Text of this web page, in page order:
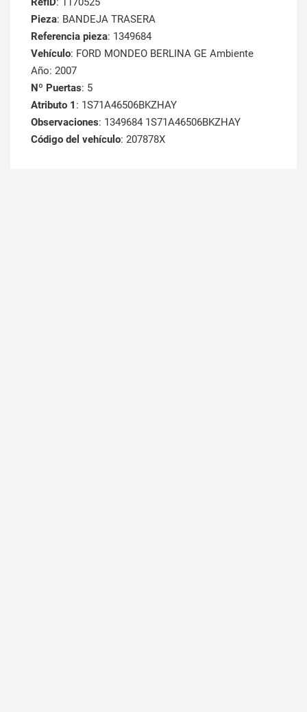
Pieza: BANDEJA TRASERA
Referencia pieza: 1349684
Vehículo: FORD MONDEO BERLINA GE Ambiente
Año: 2007
Nº Puertas: 5
Atributo 1 : 1S71A46506BKZHAY
Observaciones: 1349684 1S71A46506BKZHAY
Código del vehículo: 207878X